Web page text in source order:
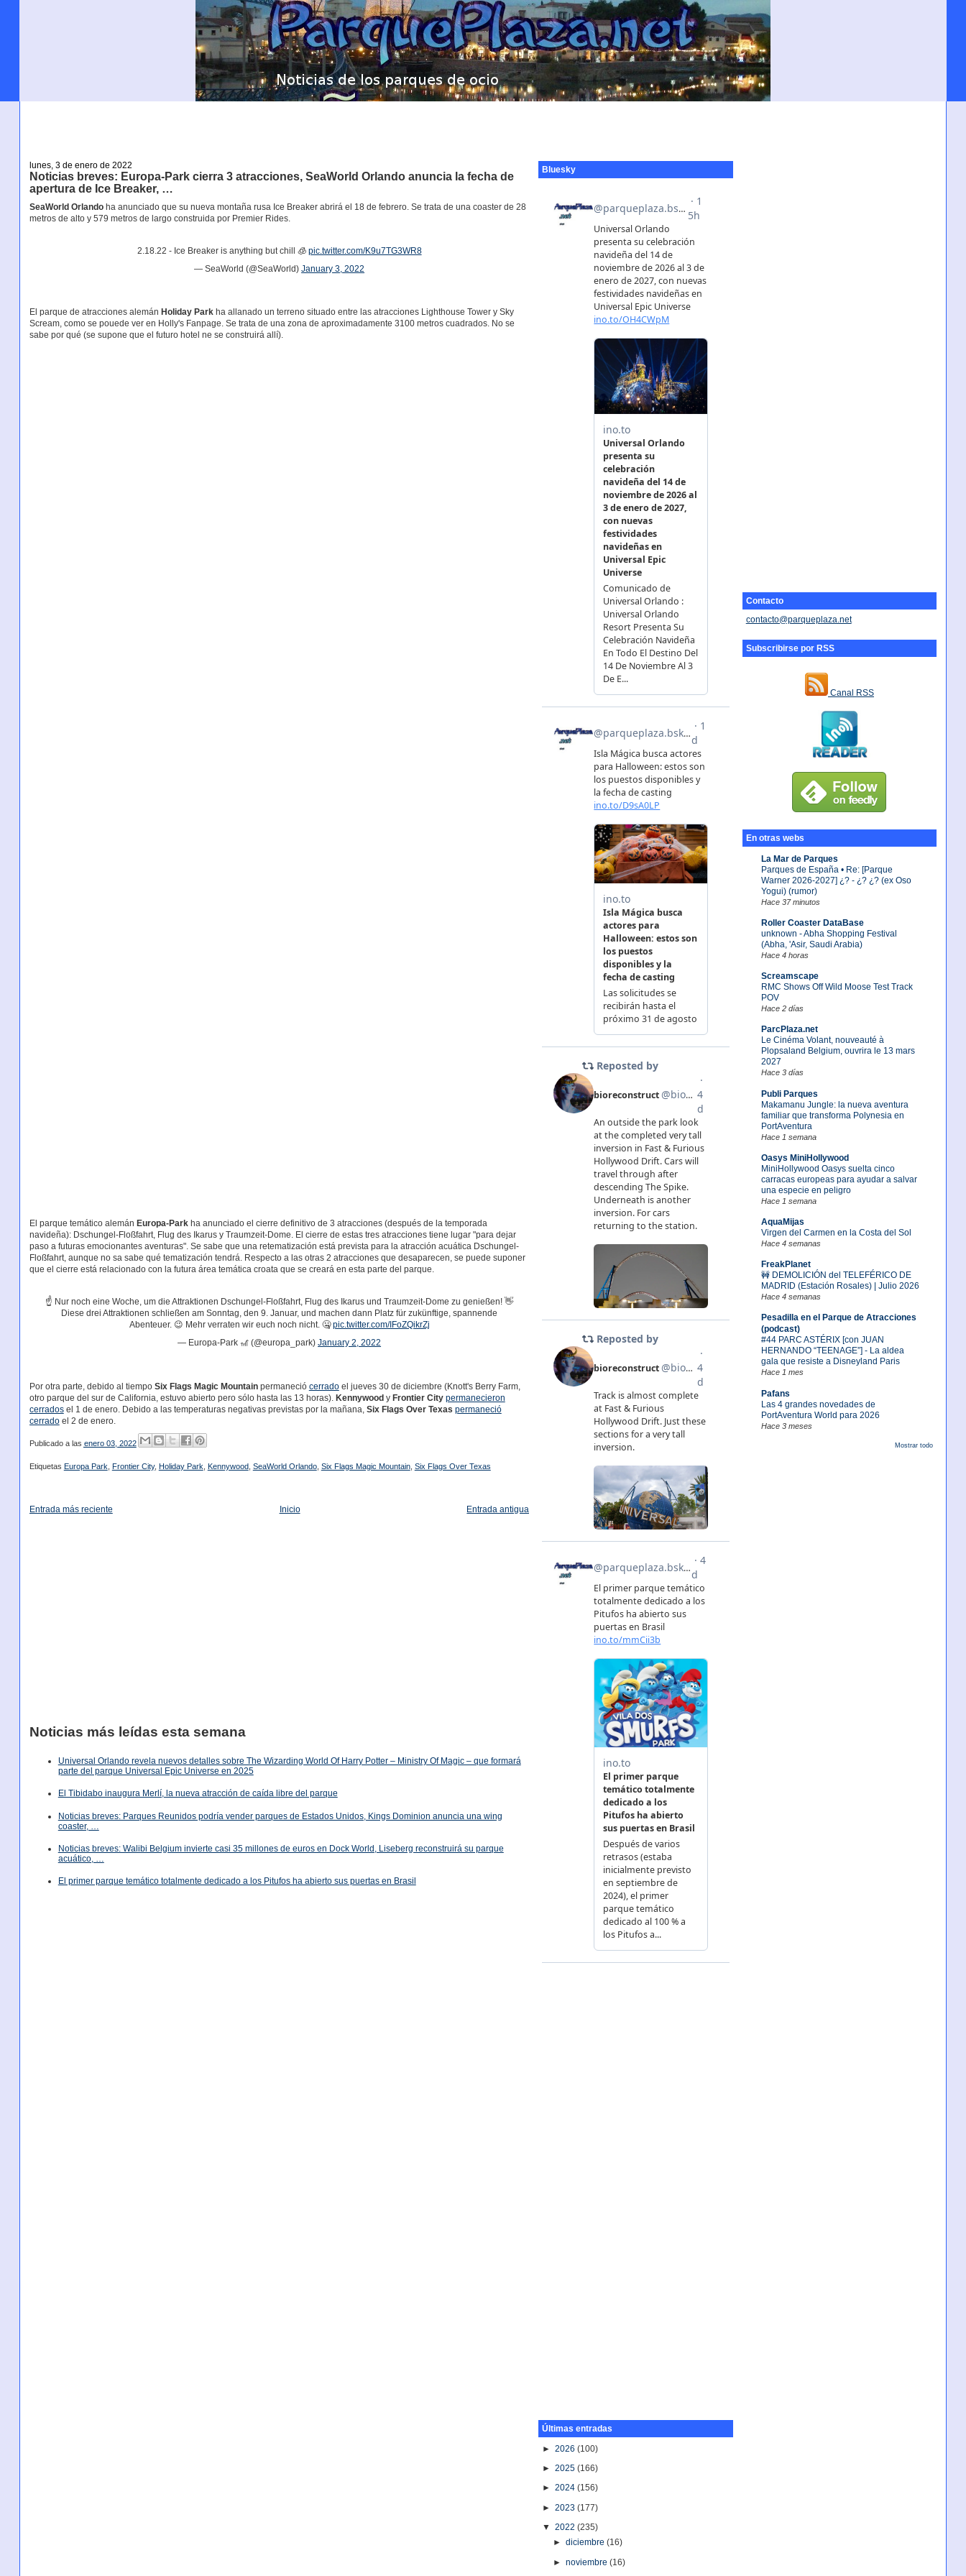
Contacto
contacto@parqueplaza.net
Subscribirse por RSS
Canal RSS
En otras webs
La Mar de Parques
Parques de España • Re: [Parque
Warner 2026-2027] ¿? - ¿? ¿? (ex Oso
Yogui) (rumor)
Hace 37 minutos
Roller Coaster DataBase
unknown - Abha Shopping Festival
(Abha, 'Asir, Saudi Arabia)
Hace 4 horas
Screamscape
RMC Shows Off Wild Moose Test Track
POV
Hace 2 días
ParcPlaza.net
Le Cinéma Volant, nouveauté à
Plopsaland Belgium, ouvrira le 13 mars
2027
Hace 3 días
Publi Parques
Makamanu Jungle: la nueva aventura
familiar que transforma Polynesia en
PortAventura
Hace 1 semana
Oasys MiniHollywood
MiniHollywood Oasys suelta cinco
carracas europeas para ayudar a salvar
una especie en peligro
Hace 1 semana
AquaMijas
Virgen del Carmen en la Costa del Sol
Hace 4 semanas
FreakPlanet
🚧 DEMOLICIÓN del TELEFÉRICO DE
MADRID (Estación Rosales) | Julio 2026
Hace 4 semanas
Pesadilla en el Parque de Atracciones
(podcast)
#44 PARC ASTÉRIX [con JUAN
HERNANDO “TEENAGE”] - La aldea
gala que resiste a Disneyland Paris
Hace 1 mes
Pafans
Las 4 grandes novedades de
PortAventura World para 2026
Hace 3 meses
Mostrar todo
lunes, 3 de enero de 2022
Noticias breves: Europa-Park cierra 3 atracciones, SeaWorld Orlando anuncia la fecha de
apertura de Ice Breaker, …
SeaWorld Orlandoha anunciado que su nueva montaña rusa Ice Breaker abrirá el 18 de febrero. Se trata de una coaster de 28
metros de alto y 579 metros de largo construida por Premier Rides.
2.18.22 - Ice Breaker is anything but chill 🧊 pic.twitter.com/K9u7TG3WR8
— SeaWorld (@SeaWorld)January 3, 2022
El parque de atracciones alemán Holiday Parkha allanado un terreno situado entre las atracciones Lighthouse Tower y Sky
Scream, como se pouede ver en Holly's Fanpage. Se trata de una zona de aproximadamente 3100 metros cuadrados. No se
sabe por qué (se supone que el futuro hotel ne se construirá allí).
El parque temático alemán Europa-Parkha anunciado el cierre definitivo de 3 atracciones (después de la temporada
navideña): Dschungel-Floßfahrt, Flug des Ikarus y Traumzeit-Dome. El cierre de estas tres atracciones tiene lugar "para dejar
paso a futuras emocionantes aventuras". Se sabe que una retematización está prevista para la atracción acuática Dschungel-
Floßfahrt, aunque no sa sabe qué tematización tendrá. Respecto a las otras 2 atracciones que desaparecen, se puede suponer
que el cierre está relacionado con la futura área temática croata que se creará en esta parte del parque.
☝️ Nur noch eine Woche, um die Attraktionen Dschungel-Floßfahrt, Flug des Ikarus und Traumzeit-Dome zu genießen! 👋
Diese drei Attraktionen schließen am Sonntag, den 9. Januar, und machen dann Platz für zukünftige, spannende
Abenteuer. 😉 Mehr verraten wir euch noch nicht. 🤐pic.twitter.com/IFoZQikrZj
— Europa-Park 🎢 (@europa_park)January 2, 2022
Por otra parte, debido al tiempo Six Flags Magic Mountainpermaneció cerradoel jueves 30 de diciembre (Knott's Berry Farm,
otro parque del sur de California, estuvo abierto pero sólo hasta las 13 horas). Kennywoody Frontier City permanecieron
cerradosel 1 de enero. Debido a las temperaturas negativas previstas por la mañana, Six Flags Over Texas permaneció
cerradoel 2 de enero.
Publicado a las enero 03, 2022
Etiquetas Europa Park Frontier City, Holiday Park Kennywood SeaWorld Orlando, Six Flags Magic Mountain, Six Flags Over Texas
Entrada más reciente Entrada antigua
Inicio
Noticias más leídas esta semana
Universal Orlando revela nuevos detalles sobre The Wizarding World Of Harry Potter – Ministry Of Magic – que formará
parte del parque Universal Epic Universe en 2025
El Tibidabo inaugura Merlí, la nueva atracción de caída libre del parque
Noticias breves: Parques Reunidos podría vender parques de Estados Unidos, Kings Dominion anuncia una wing
coaster, …
Noticias breves: Walibi Belgium invierte casi 35 millones de euros en Dock World, Liseberg reconstruirá su parque
acuático, …
El primer parque temático totalmente dedicado a los Pitufos ha abierto sus puertas en Brasil
Bluesky
Últimas entradas
►2026(100)
►2025(166)
►2024(156)
►2023(177)
▼2022(235)
►diciembre(16)
►noviembre(16)